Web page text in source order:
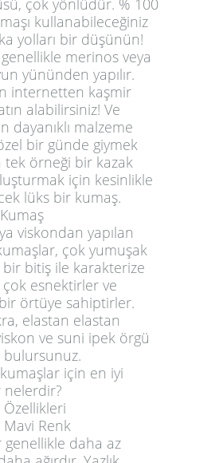
çok yönlüdür. % 100
kullanabileceğiniz
yolları bir düşünün!
merinos veya
yününden yapılır.
internetten kaşmir
alabilirsiniz! Ve
dayanıklı malzeme
bir günde giymek
örneği bir kazak
için kesinlikle
lüks bir kumaş.
viskondan yapılan
çok yumuşak
bitiş ile karakterize
çok esnektirler ve
örtüye sahiptirler.
elastan elastan
ve suni ipek örgü
için en iyi
nelerdir?
Özellikleri
Mavi Renk
daha az